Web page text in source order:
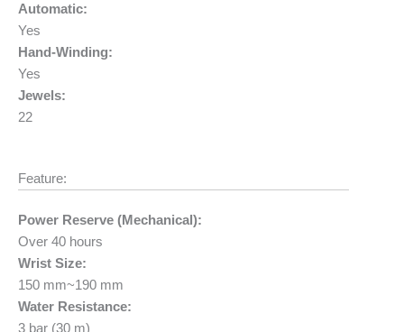
Automatic:
Yes
Hand-Winding:
Yes
Jewels:
22
Feature:
Power Reserve (Mechanical):
Over 40 hours
Wrist Size:
150 mm~190 mm
Water Resistance:
3 bar (30 m)